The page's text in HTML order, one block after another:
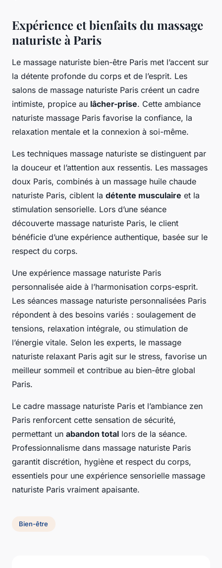
Expérience et bienfaits du massage
naturiste à Paris
Le massage naturiste bien-être Paris met l’accent sur
la détente profonde du corps et de l’esprit. Les
salons de massage naturiste Paris créent un cadre
intimiste, propice au lâcher-prise. Cette ambiance
naturiste massage Paris favorise la confiance, la
relaxation mentale et la connexion à soi-même.
Les techniques massage naturiste se distinguent par
la douceur et l’attention aux ressentis. Les massages
doux Paris, combinés à un massage huile chaude
naturiste Paris, ciblent la détente musculaire et la
stimulation sensorielle. Lors d’une séance
découverte massage naturiste Paris, le client
bénéficie d’une expérience authentique, basée sur le
respect du corps.
Une expérience massage naturiste Paris
personnalisée aide à l’harmonisation corps-esprit.
Les séances massage naturiste personnalisées Paris
répondent à des besoins variés : soulagement de
tensions, relaxation intégrale, ou stimulation de
l’énergie vitale. Selon les experts, le massage
naturiste relaxant Paris agit sur le stress, favorise un
meilleur sommeil et contribue au bien-être global
Paris.
Le cadre massage naturiste Paris et l’ambiance zen
Paris renforcent cette sensation de sécurité,
permettant un abandon total lors de la séance.
Professionnalisme dans massage naturiste Paris
garantit discrétion, hygiène et respect du corps,
essentiels pour une expérience sensorielle massage
naturiste Paris vraiment apaisante.
Bien-être